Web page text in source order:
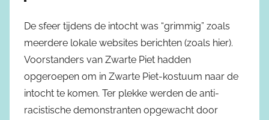
De sfeer tijdens de intocht was “grimmig” zoals
meerdere lokale websites berichten (zoals hier).
Voorstanders van Zwarte Piet hadden
opgeroepen om in Zwarte Piet-kostuum naar de
intocht te komen. Ter plekke werden de anti-
racistische demonstranten opgewacht door